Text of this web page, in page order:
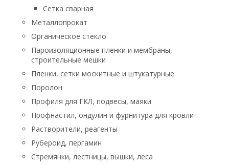
Сетка сварная
Металлопрокат
Органическое стекло
Пароизоляционные пленки и мембраны,
строительные мешки
Пленки, сетки москитные и штукатурные
Поролон
Профиля для ГКЛ, подвесы, маяки
Профнастил, ондулин и фурнитура для кровли
Растворители, реагенты
Рубероид, пергамин
Стремянки, лестницы, вышки, леса